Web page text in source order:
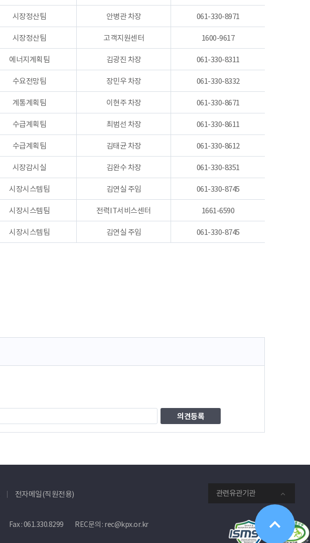
시장정산팀 안병관 차장 061-330-8971
시장정산팀 고객지원센터 1600-9617
에너지계획팀 김광진 차장 061-330-8311
수요전망팀 장민우 차장 061-330-8332
계통계획팀 이현주 차장 061-330-8671
수급계획팀 최범선 차장 061-330-8611
수급계획팀 김태균 차장 061-330-8612
시장감시실 김완수 차장 061-330-8351
시장시스템팀 김연실 주임 061-330-8745
시장시스템팀 전력IT서비스센터 1661-6590
시장시스템팀 김연실 주임 061-330-8745
관련유관기관
전자메일(직원전용)
Fax : 061.330.8299 REC문의 : rec@kpx.or.kr